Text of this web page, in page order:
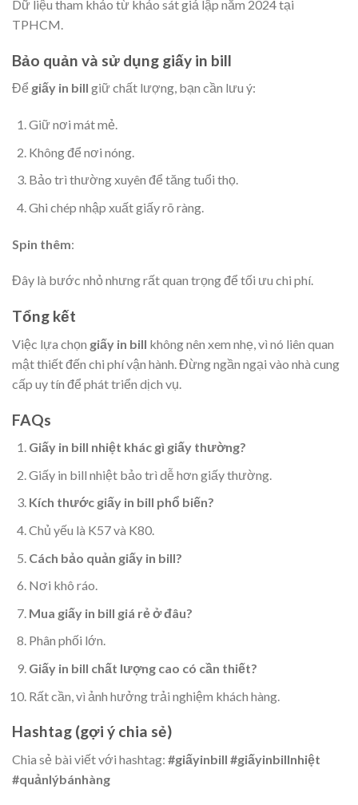
Dữ liệu tham khảo từ khảo sát giả lập năm 2024 tại
TPHCM.
Bảo quản và sử dụng giấy in bill
Để giấy in bill giữ chất lượng, bạn cần lưu ý:
Giữ nơi mát mẻ.
Không để nơi nóng.
Bảo trì thường xuyên để tăng tuổi thọ.
Ghi chép nhập xuất giấy rõ ràng.
Spin thêm:
Đây là bước nhỏ nhưng rất quan trọng để tối ưu chi phí.
Tổng kết
Việc lựa chọn giấy in bill không nên xem nhẹ, vì nó liên quan
mật thiết đến chi phí vận hành. Đừng ngần ngại vào nhà cung
cấp uy tín để phát triển dịch vụ.
FAQs
Giấy in bill nhiệt khác gì giấy thường?
Giấy in bill nhiệt bảo trì dễ hơn giấy thường.
Kích thước giấy in bill phổ biến?
Chủ yếu là K57 và K80.
Cách bảo quản giấy in bill?
Nơi khô ráo.
Mua giấy in bill giá rẻ ở đâu?
Phân phối lớn.
Giấy in bill chất lượng cao có cần thiết?
Rất cần, vì ảnh hưởng trải nghiệm khách hàng.
Hashtag (gợi ý chia sẻ)
Chia sẻ bài viết với hashtag: #giấyinbill #giấyinbillnhiệt
#quảnlýbánhàng